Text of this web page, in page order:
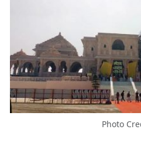
Photo